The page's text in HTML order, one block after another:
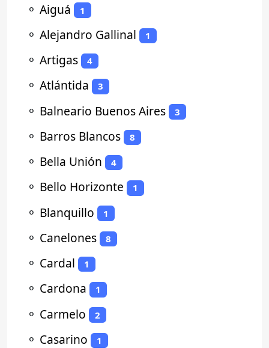
⚬ Aiguá 1
⚬ Alejandro Gallinal 1
⚬ Artigas 4
⚬ Atlántida 3
⚬ Balneario Buenos Aires 3
⚬ Barros Blancos 8
⚬ Bella Unión 4
⚬ Bello Horizonte 1
⚬ Blanquillo 1
⚬ Canelones 8
⚬ Cardal 1
⚬ Cardona 1
⚬ Carmelo 2
⚬ Casarino 1